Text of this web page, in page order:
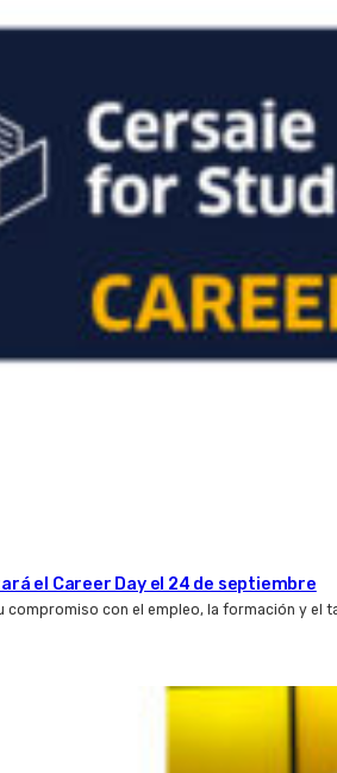
el Career Day el 24 de septiembre
compromiso con el empleo, la formación y el